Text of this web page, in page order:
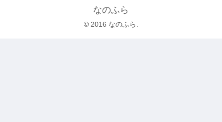
なのふら
© 2016 なのふら.